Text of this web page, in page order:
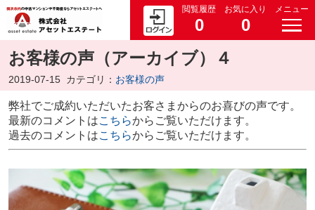
閲覧履歴
0
お気に入り
0
メニュー
お客様の声（アーカイブ）４
2019-07-15 カテゴリ： お客様の声
弊社でご成約いただいたお客さまからのお喜びの声です。
最新のコメントはこちらからご覧いただけます。
過去のコメントはこちらからご覧いただけます。